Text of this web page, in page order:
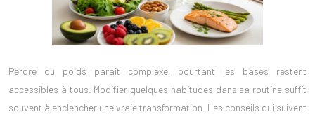
Perdre du poids paraît complexe, pourtant les bases restent
accessibles à tous. Modifier quelques habitudes dans sa routine suffit
souvent à enclencher une vraie transformation. Les conseils qui suivent